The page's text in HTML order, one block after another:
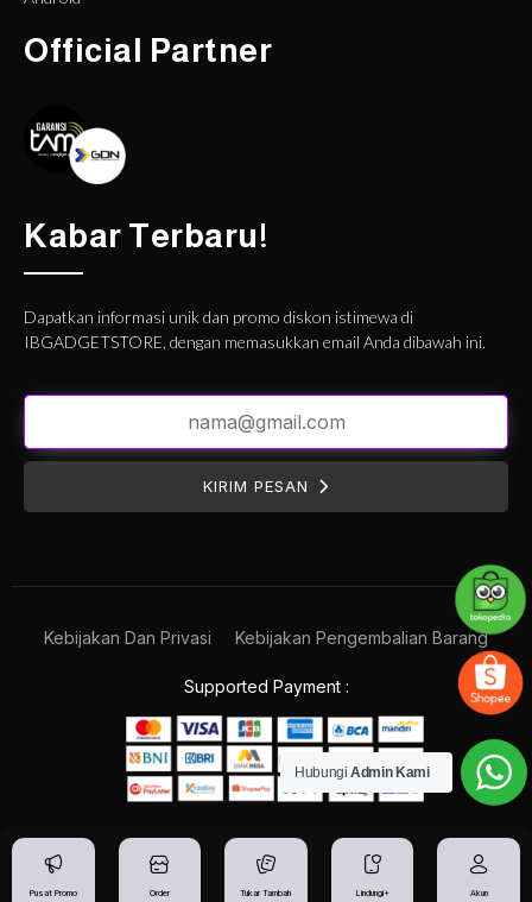
Official Partner
Kabar Terbaru!
Dapatkan informasi unik dan promo diskon istimewa di
IBGADGETSTORE, dengan memasukkan email Anda dibawah ini.
KIRIM PESAN
Supported Payment :
Kebijakan Dan Privasi Kebijakan Pengembalian Barang
Pusat Promo Order Tukar Tambah Lindungi+ Akun
Hubungi Admin Kami